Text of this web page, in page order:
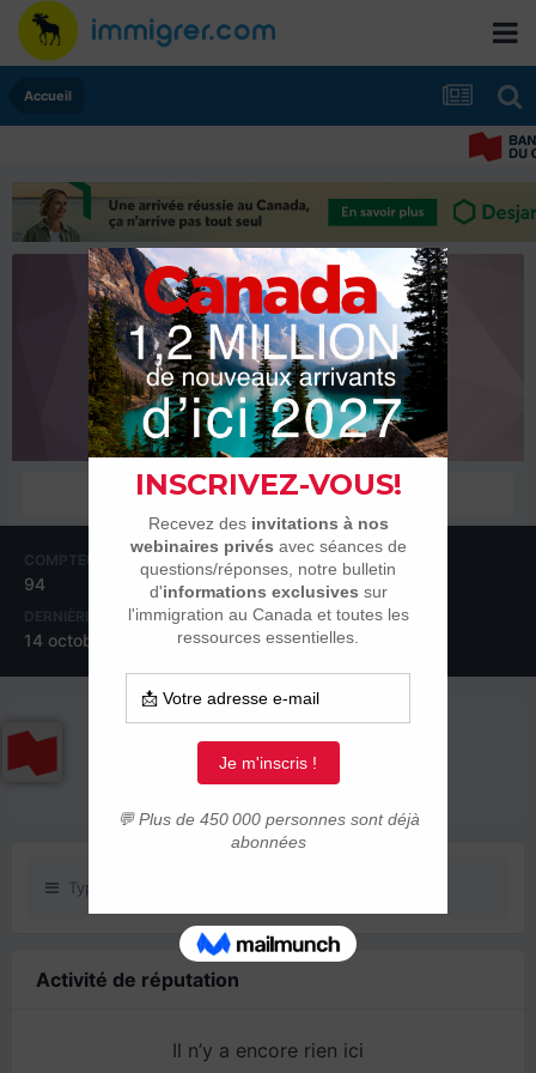
Accueil
Eden
Habitués
COMPTEUR DE CONTENUS
94
INSCRIPTION
30 janvier 2007
DERNIÈRE VISITE
14 octobre 2009
RÉPUTATION SUR LA COMMUNAUTÉ
0
Type de contenu
Activité de réputation
Il n’y a encore rien ici